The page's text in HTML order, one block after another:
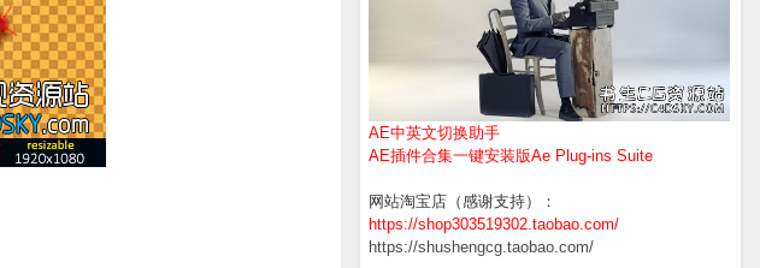
AE中英文切换助手
AE插件合集一键安装版Ae Plug-ins Suite
网站淘宝店（感谢支持）：
https://shop303519302.taobao.com/
https://shushengcg.taobao.com/